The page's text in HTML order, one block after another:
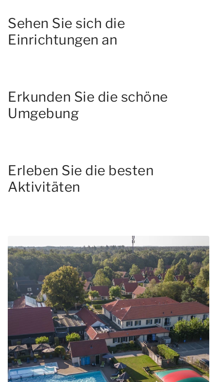
Sehen Sie sich die
Einrichtungen an
Erkunden Sie die schöne
Umgebung
Erleben Sie die besten
Aktivitäten